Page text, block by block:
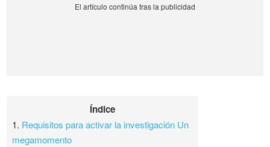
Índice
1. Requisitos para activar la investigación Un
megamomento